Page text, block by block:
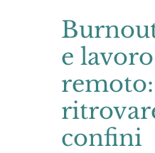
e
confini